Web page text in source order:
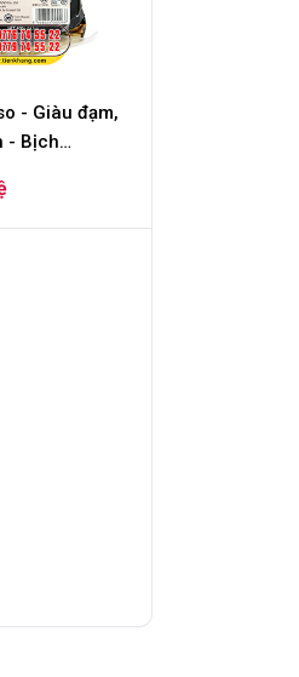
- Giàu đạm,
- Bịch